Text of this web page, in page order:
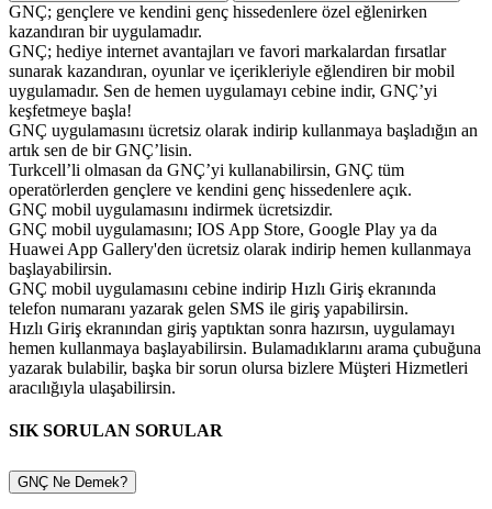
GNÇ; gençlere ve kendini genç hissedenlere özel eğlenirken
kazandıran bir uygulamadır.
GNÇ; hediye internet avantajları ve favori markalardan fırsatlar
sunarak kazandıran, oyunlar ve içerikleriyle eğlendiren bir mobil
uygulamadır. Sen de hemen uygulamayı cebine indir, GNÇ’yi
keşfetmeye başla!
GNÇ uygulamasını ücretsiz olarak indirip kullanmaya başladığın an
artık sen de bir GNÇ’lisin.
Turkcell’li olmasan da GNÇ’yi kullanabilirsin, GNÇ tüm
operatörlerden gençlere ve kendini genç hissedenlere açık.
GNÇ mobil uygulamasını indirmek ücretsizdir.
GNÇ mobil uygulamasını; IOS App Store, Google Play ya da
Huawei App Gallery'den ücretsiz olarak indirip hemen kullanmaya
başlayabilirsin.
GNÇ mobil uygulamasını cebine indirip Hızlı Giriş ekranında
telefon numaranı yazarak gelen SMS ile giriş yapabilirsin.
Hızlı Giriş ekranından giriş yaptıktan sonra hazırsın, uygulamayı
hemen kullanmaya başlayabilirsin. Bulamadıklarını arama çubuğuna
yazarak bulabilir, başka bir sorun olursa bizlere Müşteri Hizmetleri
aracılığıyla ulaşabilirsin.
SIK SORULAN SORULAR
GNÇ Ne Demek?